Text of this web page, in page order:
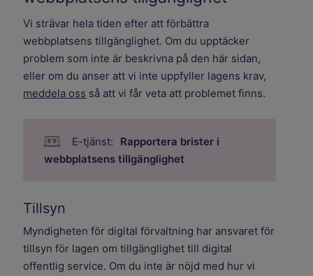
Vi strävar hela tiden efter att förbättra
webbplatsens tillgänglighet. Om du upptäcker
problem som inte är beskrivna på den här sidan,
eller om du anser att vi inte uppfyller lagens krav,
meddela oss så att vi får veta att problemet finns.
Rapportera brister i
webbplatsens tillgänglighet
Tillsyn
Myndigheten för digital förvaltning har ansvaret för
tillsyn för lagen om tillgänglighet till digital
offentlig service. Om du inte är nöjd med hur vi